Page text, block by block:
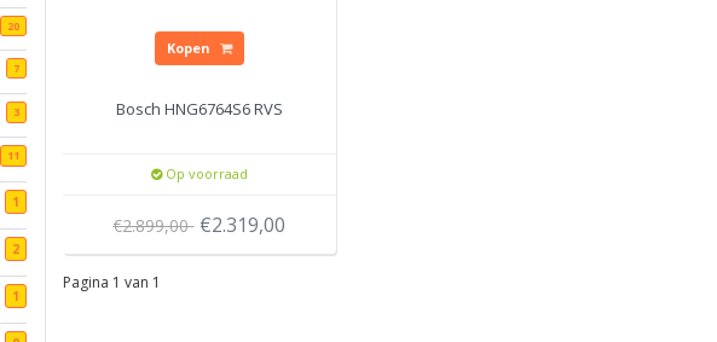
20
7
3
11
1
2
1
Kopen
Bosch HNG6764S6 RVS
Op voorraad
€2.899,00 €2.319,00
Pagina 1 van 1